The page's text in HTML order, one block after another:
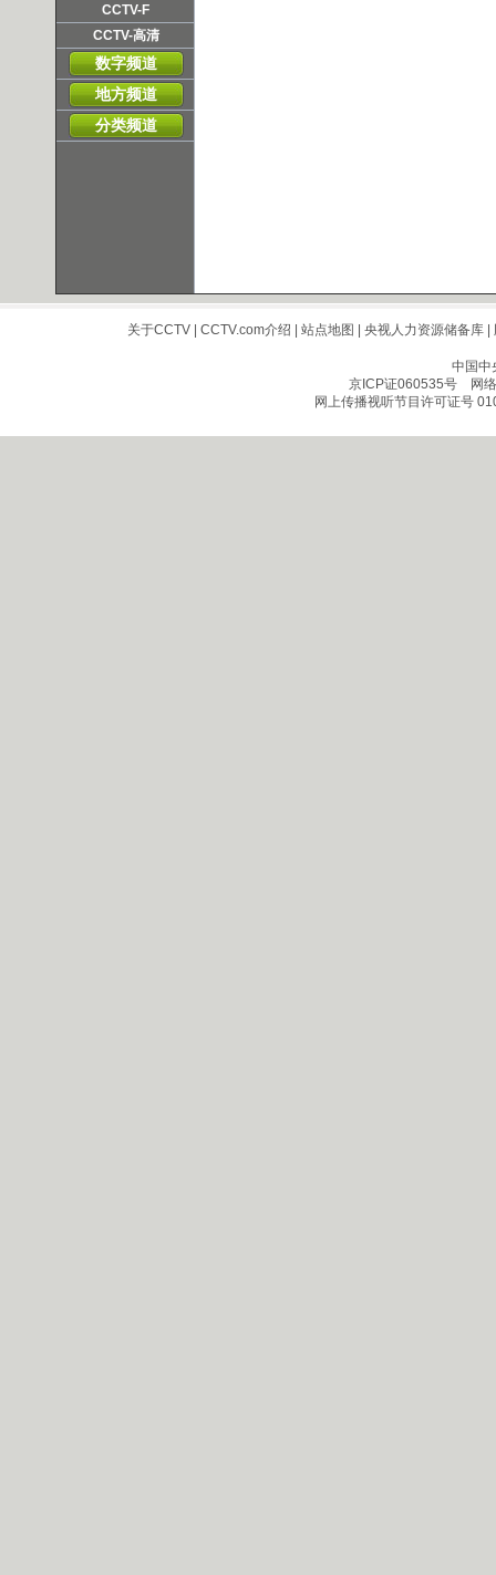
频道主页 直播
CCTV-F
频道主页 直播 点播
CCTV-高清
频道主页 直播 点播
数字频道
地方频道
分类频道
关于CCTV| CCTV.com介绍 站点地图 央视人力资源储备库|
中国中
京ICP证060535号网络
网上传播视听节目许可证号